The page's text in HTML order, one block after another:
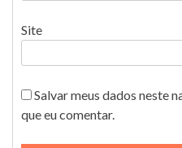
Site
Salvar meus dados neste
que eu comentar.